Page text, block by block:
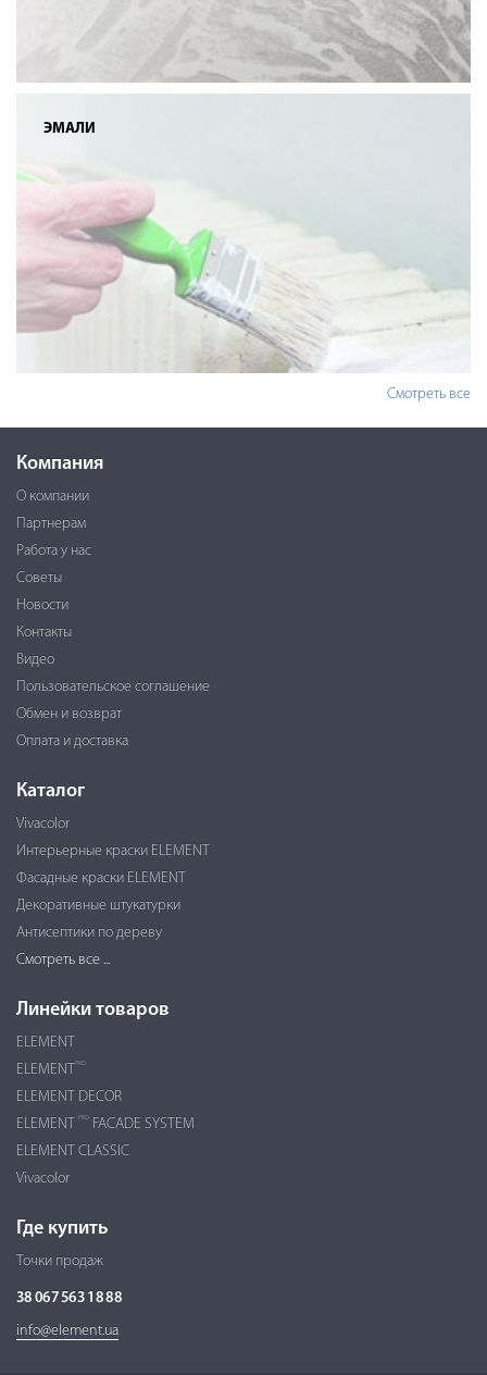
ЭМАЛИ
Смотреть все
Компания
О компании
Партнерам
Работа у нас
Советы
Новости
Контакты
Видео
Пользовательское соглашение
Обмен и возврат
Оплата и доставка
Каталог
Vivacolor
Интерьерные краски ELEMENT
Фасадные краски ELEMENT
Декоративные штукатурки
Антисептики по дереву
Смотреть все ...
Линейки товаров
ELEMENT
ELEMENT
PRO
ELEMENT DECOR
ELEMENT
PRO
FACADE SYSTEM
ELEMENT CLASSIC
Vivacolor
Где купить
Точки продаж
38 067 563 18 88
info@element.ua